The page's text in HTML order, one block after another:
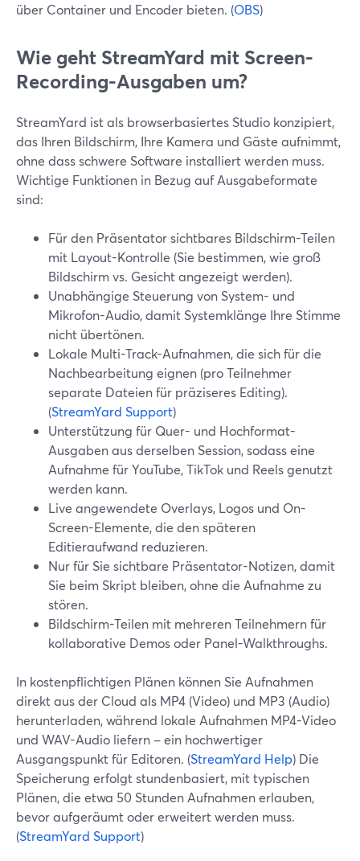
über Container und Encoder bieten. (OBS)
Wie geht StreamYard mit Screen-
Recording-Ausgaben um?
StreamYard ist als browserbasiertes Studio konzipiert,
das Ihren Bildschirm, Ihre Kamera und Gäste aufnimmt,
ohne dass schwere Software installiert werden muss.
Wichtige Funktionen in Bezug auf Ausgabeformate
sind:
Für den Präsentator sichtbares Bildschirm-Teilen
mit Layout-Kontrolle (Sie bestimmen, wie groß
Bildschirm vs. Gesicht angezeigt werden).
Unabhängige Steuerung von System- und
Mikrofon-Audio, damit Systemklänge Ihre Stimme
nicht übertönen.
Lokale Multi-Track-Aufnahmen, die sich für die
Nachbearbeitung eignen (pro Teilnehmer
separate Dateien für präziseres Editing).
(StreamYard Support)
Unterstützung für Quer- und Hochformat-
Ausgaben aus derselben Session, sodass eine
Aufnahme für YouTube, TikTok und Reels genutzt
werden kann.
Live angewendete Overlays, Logos und On-
Screen-Elemente, die den späteren
Editieraufwand reduzieren.
Nur für Sie sichtbare Präsentator-Notizen, damit
Sie beim Skript bleiben, ohne die Aufnahme zu
stören.
Bildschirm-Teilen mit mehreren Teilnehmern für
kollaborative Demos oder Panel-Walkthroughs.
In kostenpflichtigen Plänen können Sie Aufnahmen
direkt aus der Cloud als MP4 (Video) und MP3 (Audio)
herunterladen, während lokale Aufnahmen MP4-Video
und WAV-Audio liefern – ein hochwertiger
Ausgangspunkt für Editoren. (StreamYard Help) Die
Speicherung erfolgt stundenbasiert, mit typischen
Plänen, die etwa 50 Stunden Aufnahmen erlauben,
bevor aufgeräumt oder erweitert werden muss.
(StreamYard Support)